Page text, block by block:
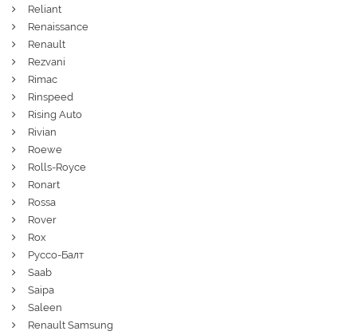
Reliant
Renaissance
Renault
Rezvani
Rimac
Rinspeed
Rising Auto
Rivian
Roewe
Rolls-Royce
Ronart
Rossa
Rover
Rox
Руссо-Балт
Saab
Saipa
Saleen
Renault Samsung